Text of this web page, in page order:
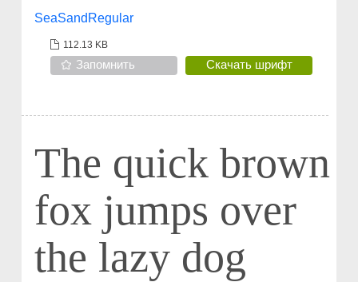
SeaSandRegular
112.13 KB
Запомнить Скачать шрифт
The quick brown
fox jumps over
the lazy dog